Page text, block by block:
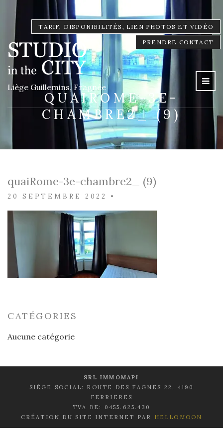
TARIF, DISPONIBILITÉS, LIEN PHOTOS ET VIDÉO
PRENDRE CONTACT
Liège Guillemins, Fragnée
QUAIROME-3E-
CHAMBRE2_ (9)
quaiRome-3e-chambre2_ (9)
20 SEPTEMBRE 2022 •
CATÉGORIES
Aucune catégorie
SRL IMMOMAPI
SIÈGE SOCIAL: ROUTE DES FAGNES 22, 4190
FERRIERES
TVA BE: 0455.625.430
CRÉATION DU SITE INTERNET PAR
HELLOMOON